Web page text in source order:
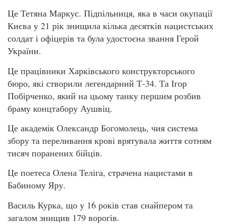
Це Тетяна Маркус. Підпільниця, яка в часи окупації
Києва у 21 рік знищила кілька десятків нацистських
солдат і офіцерів та була удостоєна звання Герой
України.
Це працівники Харківського конструкторського
бюро, які створили легендарний Т-34. Та Ігор
Побірченко, який на цьому танку першим розбив
браму концтабору Аушвіц.
Це академік Олександр Богомолець, чия система
збору та переливання крові врятувала життя сотням
тисяч поранених бійців.
Це поетеса Олена Теліга, страчена нацистами в
Бабиному Яру.
Василь Курка, що у 16 років став снайпером та
загалом знищив 179 ворогів.